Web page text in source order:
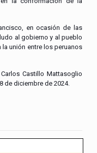
en ocasión de las
al gobierno y al pueblo
unión entre los peruanos
Castillo Mattasoglio
de diciembre de 2024.